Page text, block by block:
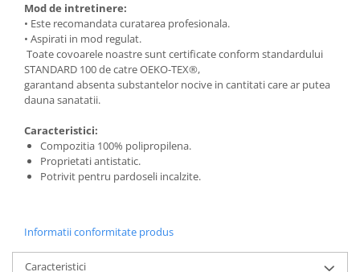
Mod de intretinere:
• Este recomandata curatarea profesionala.
• Aspirati in mod regulat.
Toate covoarele noastre sunt certificate conform standardului
STANDARD 100 de catre OEKO-TEX®,
garantand absenta substantelor nocive in cantitati care ar putea
dauna sanatatii.
Caracteristici:
Compozitia 100% polipropilena.
Proprietati antistatic.
Potrivit pentru pardoseli incalzite.
Informatii conformitate produs
Caracteristici